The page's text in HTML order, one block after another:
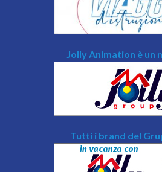
Jolly Animation è un
Tutti i brand del